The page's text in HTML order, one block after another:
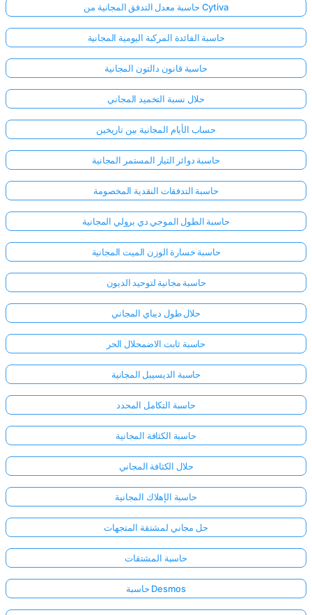
الدعم:
حاسبة معدل التدفق المجانية من Cytiva
حاسبة الفائدة المركبة اليومية المجانية
حاسبة قانون دالتون المجانية
حلال نسبة التخميد المجاني
حساب الأيام المجانية بين تاريخين
حاسبة دوائر التيار المستمر المجانية
حاسبة التدفقات النقدية المخصومة
حاسبة الطول الموجي دي برولي المجانية
حاسبة خسارة الوزن الميت المجانية
حاسبة مجانية لتوحيد الديون
حلال طول ديباي المجاني
حاسبة ثابت الاضمحلال الحر
حاسبة الديسيبل المجانية
حاسبة التكامل المحدد
حاسبة الكثافة المجانية
حلال الكثافة المجاني
حاسبة الإهلاك المجانية
حل مجاني لمشتقة المتجهات
حاسبة المشتقات
حاسبة Desmos